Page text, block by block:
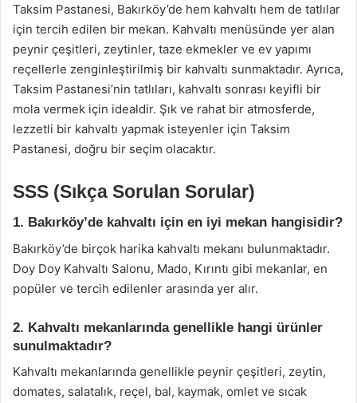
Taksim Pastanesi, Bakırköy’de hem kahvaltı hem de tatlılar
için tercih edilen bir mekan. Kahvaltı menüsünde yer alan
peynir çeşitleri, zeytinler, taze ekmekler ve ev yapımı
reçellerle zenginleştirilmiş bir kahvaltı sunmaktadır. Ayrıca,
Taksim Pastanesi’nin tatlıları, kahvaltı sonrası keyifli bir
mola vermek için idealdir. Şık ve rahat bir atmosferde,
lezzetli bir kahvaltı yapmak isteyenler için Taksim
Pastanesi, doğru bir seçim olacaktır.
SSS (Sıkça Sorulan Sorular)
1. Bakırköy’de kahvaltı için en iyi mekan hangisidir?
Bakırköy’de birçok harika kahvaltı mekanı bulunmaktadır.
Doy Doy Kahvaltı Salonu, Mado, Kırıntı gibi mekanlar, en
popüler ve tercih edilenler arasında yer alır.
2. Kahvaltı mekanlarında genellikle hangi ürünler
sunulmaktadır?
Kahvaltı mekanlarında genellikle peynir çeşitleri, zeytin,
domates, salatalık, reçel, bal, kaymak, omlet ve sıcak